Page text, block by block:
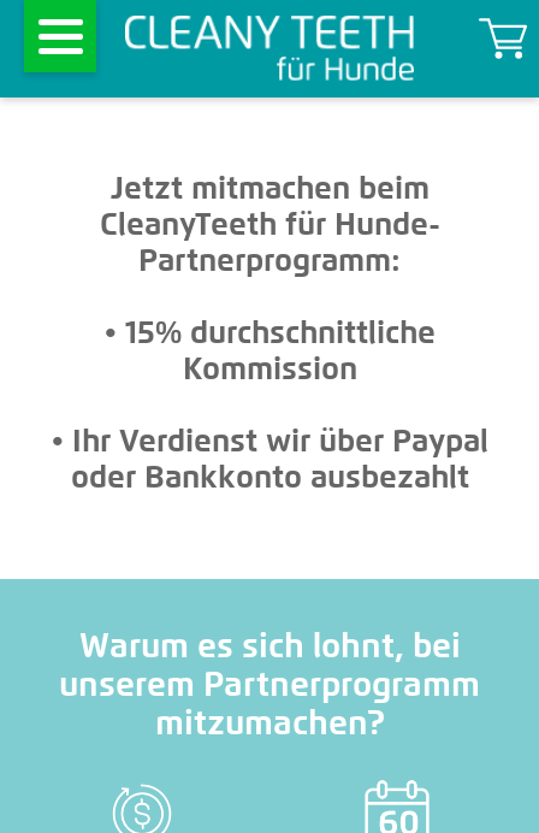
Jetzt mitmachen beim
CleanyTeeth für Hunde-
Partnerprogramm:
• 15% durchschnittliche
Kommission
• Ihr Verdienst wir über Paypal
oder Bankkonto ausbezahlt
Warum es sich lohnt, bei
unserem Partnerprogramm
mitzumachen?